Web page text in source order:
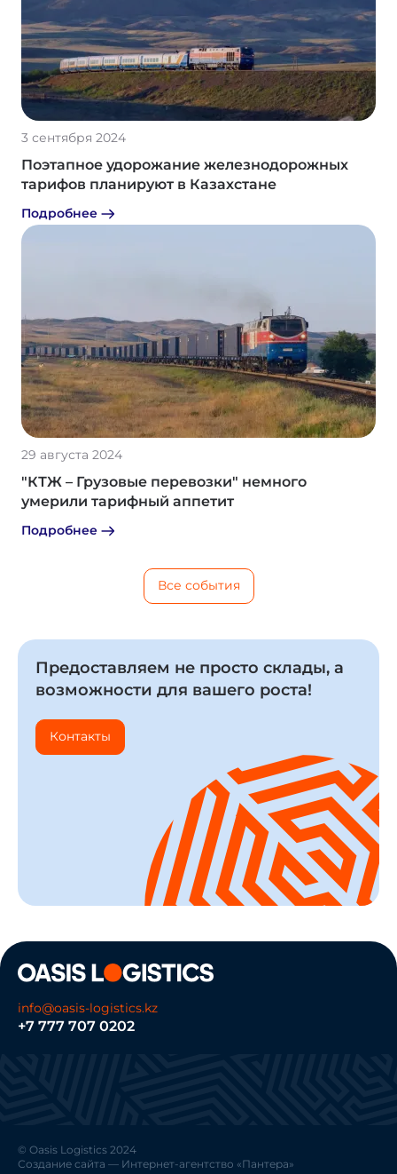
3 сентября 2024
Поэтапное удорожание железнодорожных
тарифов планируют в Казахстане
Подробнее
29 августа 2024
"КТЖ – Грузовые перевозки" немного
умерили тарифный аппетит
Подробнее
Все события
Предоставляем не просто склады, а
возможности для вашего роста!
Контакты
info@oasis-logistics.kz
+7 777 707 0202
© Oasis Logistics 2024
Создание сайта — Интернет-агентство «Пантера»